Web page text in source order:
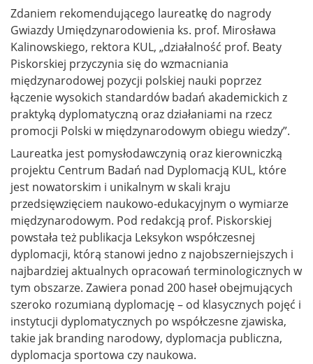
Zdaniem rekomendującego laureatkę do nagrody
Gwiazdy Umiędzynarodowienia ks. prof. Mirosława
Kalinowskiego, rektora KUL, „działalność prof. Beaty
Piskorskiej przyczynia się do wzmacniania
międzynarodowej pozycji polskiej nauki poprzez
łączenie wysokich standardów badań akademickich z
praktyką dyplomatyczną oraz działaniami na rzecz
promocji Polski w międzynarodowym obiegu wiedzy”.
Laureatka jest pomysłodawczynią oraz kierowniczką
projektu Centrum Badań nad Dyplomacją KUL, które
jest nowatorskim i unikalnym w skali kraju
przedsięwzięciem naukowo-edukacyjnym o wymiarze
międzynarodowym. Pod redakcją prof. Piskorskiej
powstała też publikacja Leksykon współczesnej
dyplomacji, którą stanowi jedno z najobszerniejszych i
najbardziej aktualnych opracowań terminologicznych w
tym obszarze. Zawiera ponad 200 haseł obejmujących
szeroko rozumianą dyplomację – od klasycznych pojęć i
instytucji dyplomatycznych po współczesne zjawiska,
takie jak branding narodowy, dyplomacja publiczna,
dyplomacja sportowa czy naukowa.